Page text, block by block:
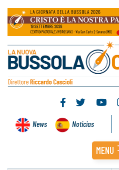
News Noticias
MENU